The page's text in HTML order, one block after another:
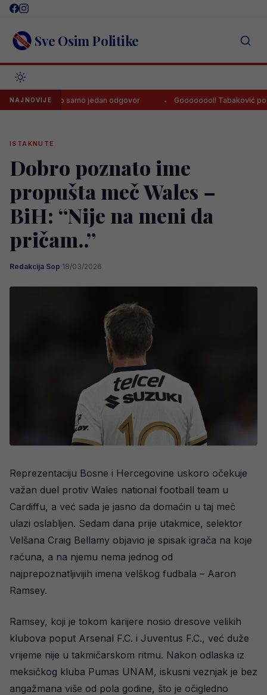
Skip
content Sve Osim Politike
NAJNOVIJE
imao samo jedan odgovor Goooooool! Tabaković
ISTAKNUTE
Dobro poznato ime
propušta meč Wales –
BiH: “Nije na meni da
pričam..”
Redakcija Sop·18/03/2026
Reprezentaciju Bosne i Hercegovine uskoro očekuje
važan duel protiv Wales national football team u
Cardiffu, a već sada je jasno da domaćin u taj meč
ulazi oslabljen. Sedam dana prije utakmice, selektor
Velšana Craig Bellamy objavio je spisak igrača na koje
računa, a na njemu nema jednog od
najprepoznatljivijih imena velškog fudbala – Aaron
Ramsey.
Ramsey, koji je tokom karijere nosio dresove velikih
klubova poput Arsenal F.C. i Juventus F.C., već duže
vrijeme nije u takmičarskom ritmu. Nakon odlaska iz
meksičkog kluba Pumas UNAM, iskusni veznjak je bez
angažmana više od pola godine, što je očigledno